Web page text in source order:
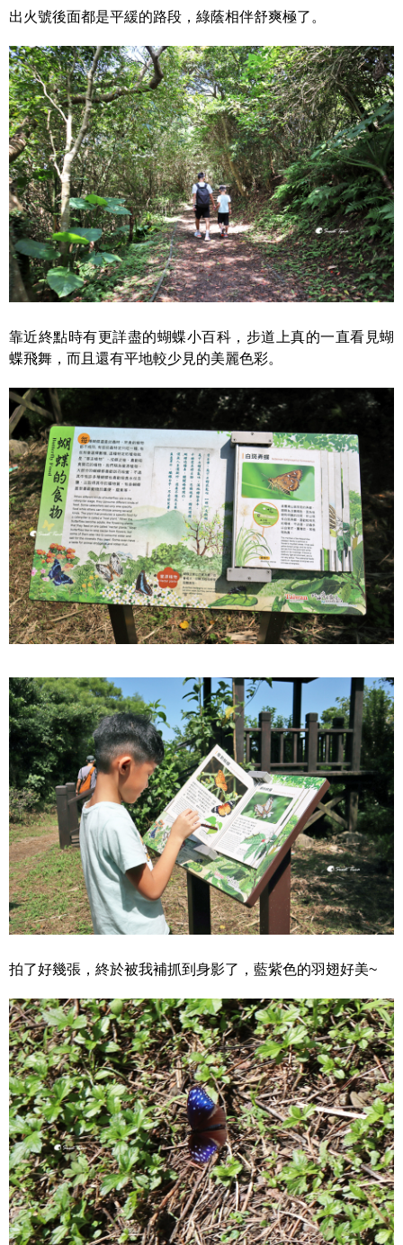
出火號後面都是平緩的路段，綠蔭相伴舒爽極了。
靠近終點時有更詳盡的蝴蝶小百科，步道上真的一直看見蝴
蝶飛舞，而且還有平地較少見的美麗色彩。
拍了好幾張，終於被我補抓到身影了，藍紫色的羽翅好美~